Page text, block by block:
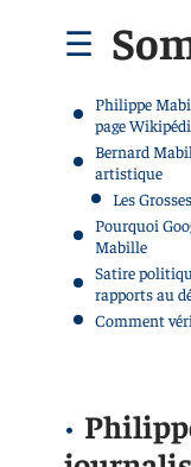
Philippe
page
Bernard
artistique
Les
Pourquoi
Mabille
Satire
rapports au
Comment